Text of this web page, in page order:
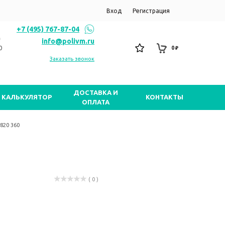
Вход Регистрация
+7 (495) 767-87-04
info@polivm.ru
Заказать звонок
0 ₽
КАЛЬКУЛЯТОР
ДОСТАВКА И
ОПЛАТА
КОНТАКТЫ
360
( 0 )